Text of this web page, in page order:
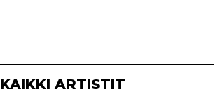
KAIKKI ARTISTIT